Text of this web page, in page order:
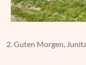
2. Guten Morgen,